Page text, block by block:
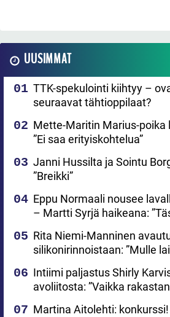
UUSIMMAT
TTK-spekulointi kiihtyy –
seuraavat tähtioppilaat?
Mette-Maritin Marius-poika
”Ei saa erityiskohtelua”
Janni Hussilta ja Sointu
”Breikki”
Eppu Normaali nousee
– Martti Syrjä haikeana:
Rita Niemi-Manninen
silikonirinnoistaan: ”Mulle
Intiimi paljastus Shirly
avoliitosta: ”Vaikka
Martina Aitolehti: konkurssi!